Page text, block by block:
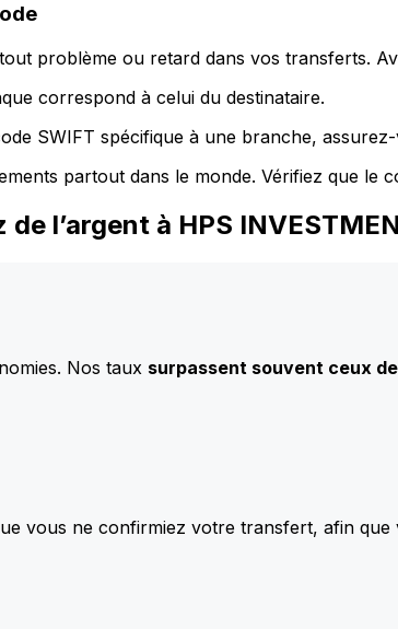
problème ou retard dans vos transferts.
correspond à celui du destinataire.
SWIFT spécifique à une branche,
partout dans le monde. Vérifiez que le
l’argent à HPS
Nos taux surpassent souvent ceux
vous ne confirmiez votre transfert, afin